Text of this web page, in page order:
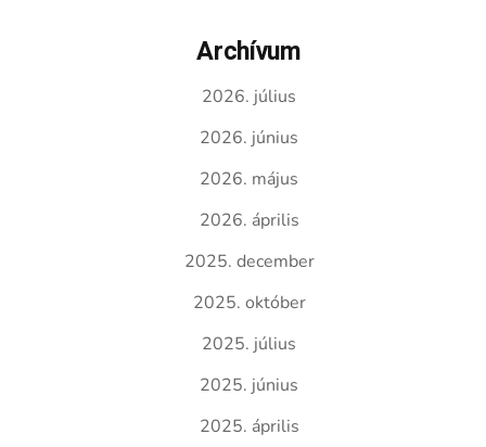
Archívum
2026. július
2026. június
2026. május
2026. április
2025. december
2025. október
2025. július
2025. június
2025. április